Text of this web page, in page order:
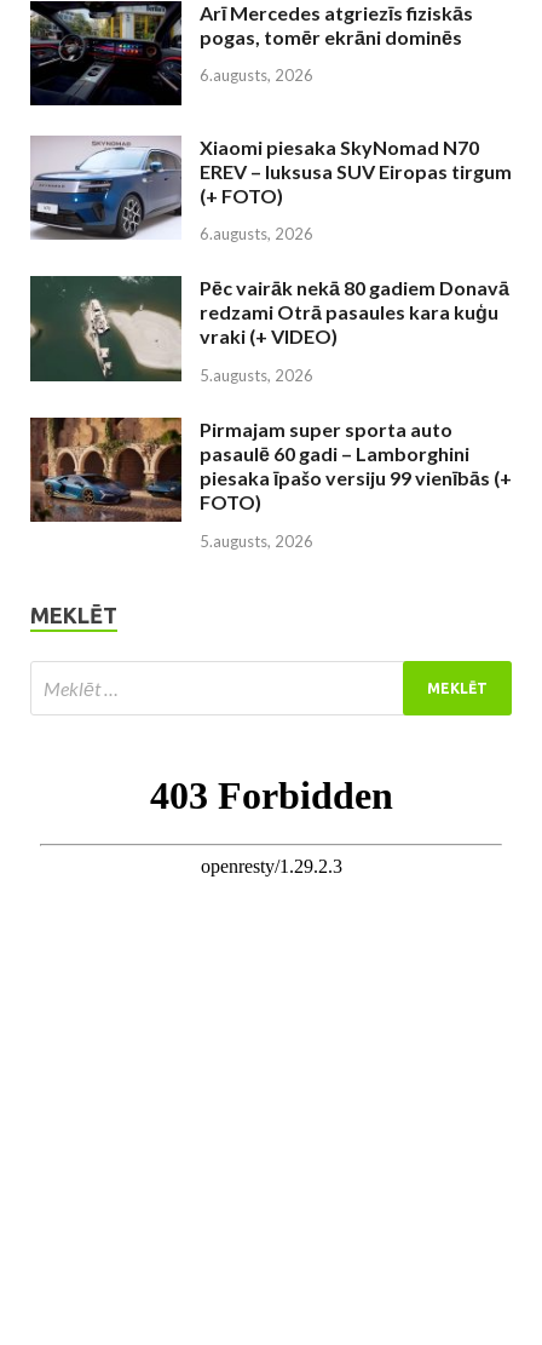
Arī Mercedes atgriezīs fiziskās
pogas, tomēr ekrāni dominēs
6.augusts, 2026
Xiaomi piesaka SkyNomad N70
EREV – luksusa SUV Eiropas tirgum
(+ FOTO)
6.augusts, 2026
Pēc vairāk nekā 80 gadiem Donavā
redzami Otrā pasaules kara kuģu
vraki (+ VIDEO)
5.augusts, 2026
Pirmajam super sporta auto
pasaulē 60 gadi – Lamborghini
piesaka īpašo versiju 99 vienībās (+
FOTO)
5.augusts, 2026
MEKLĒT